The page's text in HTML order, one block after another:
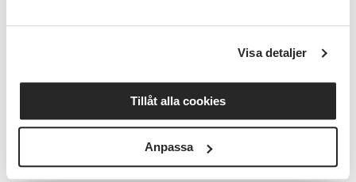
Visa detaljer
Tillåt alla cookies
Anpassa
intressen, behov och mål. (kursen hålls på finska!)
Anmälan:
Anne Surakkaannejosu78@gmail.com, 0707-306369,
kristoffer.hansson@sv.se
7071825